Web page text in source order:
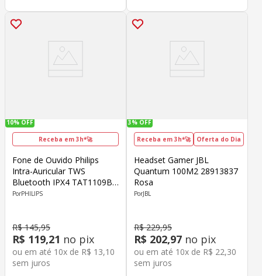
10% OFF
Receba em 3h*🚀
Fone de Ouvido Philips
Intra-Auricular TWS
Bluetooth IPX4 TAT1109BK
Preto
PHILIPS
R$ 145,95
R$ 119,21 no pix
ou em até 10x de R$ 13,10
sem juros
3% OFF
Receba em 3h*🚀 Oferta do Dia
Headset Gamer JBL
Quantum 100M2 28913837
Rosa
JBL
R$ 229,95
R$ 202,97 no pix
ou em até 10x de R$ 22,30
sem juros